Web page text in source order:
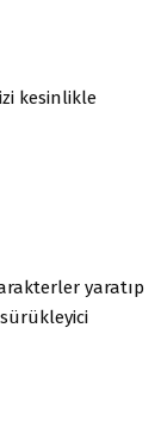
kesinlikle
yaratıp